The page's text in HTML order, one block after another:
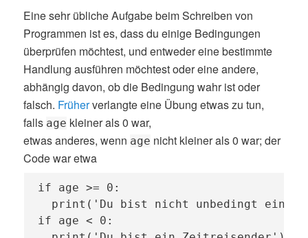
Eine sehr übliche Aufgabe beim Schreiben von
Programmen ist es, dass du einige Bedingungen
überprüfen möchtest, und entweder eine bestimmte
Handlung ausführen möchtest oder eine andere,
abhängig davon, ob die Bedingung wahr ist oder
falsch. Früherverlangte eine Übung etwas zu tun,
falls age kleiner als 0 war,
etwas anderes, wenn age nicht kleiner als 0 war; der
Code war etwa
if age >= 0:
print('Du bist nicht unbedingt ein
if age < 0: